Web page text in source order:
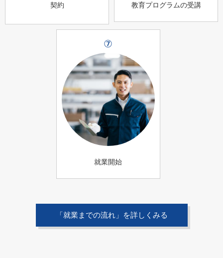
契約 教育プログラムの受講
⑦
就業開始
「就業までの流れ」を詳しくみる